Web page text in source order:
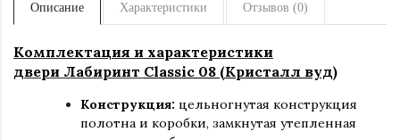
Описание Характеристики Отзывов (0)
Комплектация и характеристики
двери Лабиринт Classic 08 (Кристалл вуд)
Конструкция: цельногнутая конструкция
полотна и коробки, замкнутая утепленная